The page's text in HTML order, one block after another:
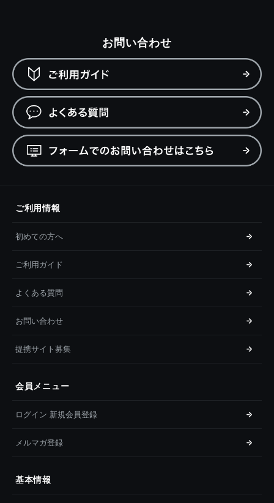
お問い合わせ
ご利用情報
初めての方へ
ご利用ガイド
よくある質問
お問い合わせ
提携サイト募集
会員メニュー
ログイン 新規会員登録
メルマガ登録
基本情報